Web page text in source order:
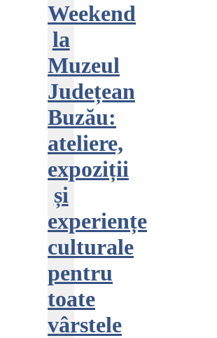
Weekend
la
Muzeul
Județean
Buzău:
ateliere,
expoziții
și
experiențe
culturale
pentru
toate
vârstele